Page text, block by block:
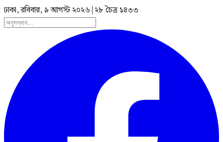
ঢাকা, রবিবার, ৯ আগস্ট ২০২৬ | ২৮ চৈত্র ১৪৩৩